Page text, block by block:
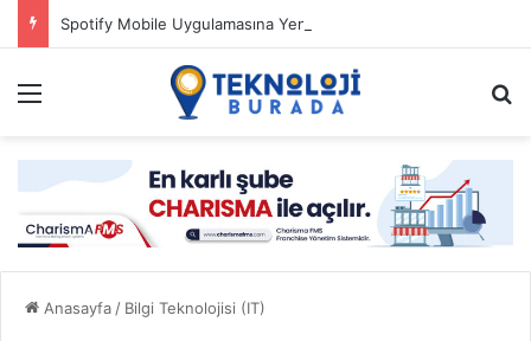
Spotify Mobile Uygulamasına Yeni Özellikler Ekliyor
Menü
Anasayfa/ Bilgi Teknolojisi (IT)